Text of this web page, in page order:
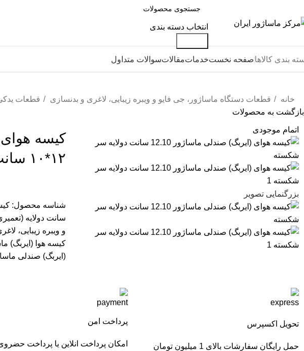
انتخاب دسته بندی
بندی کالاهاصفحه نخستخدماتمقالاتسوالات متداول
خانه قطعات دستگاه ماساژور، جی فایو و ویبره زیبایی، لاغری و بدنسازی قطعات
بازگشت به محصولات
اتمام موجودی
بزرگنمایی تصویر
کیسه
۱۲*۱۰ سانت دولایه (تعمیری)
شناسه محصول:
سانت دولایه
و ویبره زیبایی،
کیسه هوا (ایربگ)
(ایربگ) صندلی
تحویل اکسپرس
حمل رایگان سفارشات بالای 1 میلیون تومان
پرداخت امن
امکان پرداخت انلاین یا پرداخت